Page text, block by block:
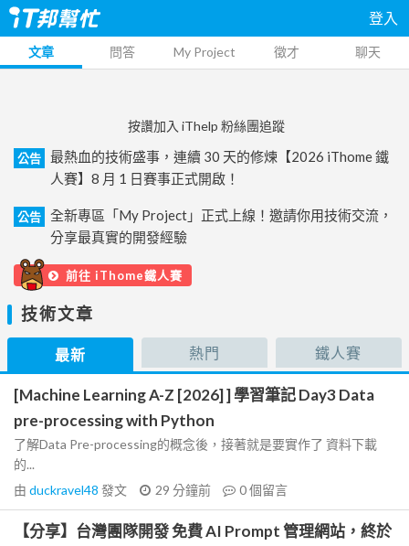
登入
文章 問答 My Project 徵才 聊天
按讚加入 iThelp 粉絲團追蹤
公告
最熱血的技術盛事，連續 30 天的修煉【2026 iThome 鐵
人賽】8 月 1 日賽事正式開啟！
公告
全新專區「My Project」正式上線！邀請你用技術交流，
分享最真實的開發經驗
前往 iThome鐵人賽
技術文章
最新 熱門 鐵人賽
[Machine Learning A-Z [2026] ] 學習筆記 Day3 Data
pre-processing with Python
了解Data Pre-processing的概念後，接著就是要實作了 資料下載
的...
由 duckravel48 發文 29 分鐘前 0個留言
【分享】台灣團隊開發 免費 AI Prompt 管理網站，終於